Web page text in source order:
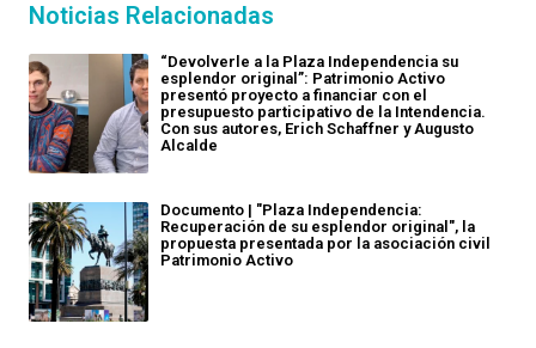
Noticias Relacionadas
“Devolverle a la Plaza Independencia su
esplendor original”: Patrimonio Activo
presentó proyecto a financiar con el
presupuesto participativo de la Intendencia.
Con sus autores, Erich Schaffner y Augusto
Alcalde
Documento | "Plaza Independencia:
Recuperación de su esplendor original", la
propuesta presentada por la asociación civil
Patrimonio Activo